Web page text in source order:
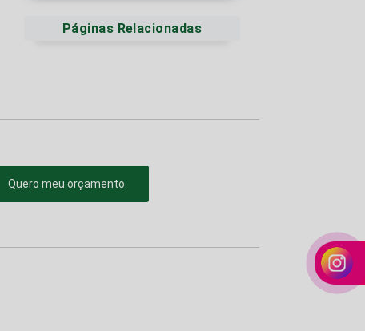
Páginas Relacionadas
Quero meu orçamento